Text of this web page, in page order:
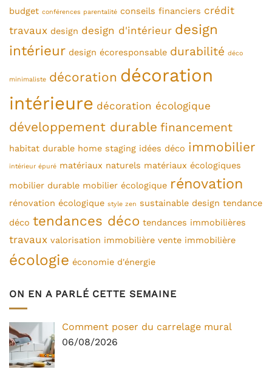
budget conférences parentalité conseils financiers crédit
travaux design design d'intérieur design
intérieur design écoresponsable durabilité déco
minimaliste décoration décoration
intérieure décoration écologique
développement durable financement
habitat durable home staging idées déco immobilier
intérieur épuré matériaux naturels matériaux écologiques
mobilier durable mobilier écologique rénovation
rénovation écologique style zen sustainable design tendance
déco tendances déco tendances immobilières
travaux valorisation immobilière vente immobilière
écologie économie d'énergie
ON EN A PARLÉ CETTE SEMAINE
Comment poser du carrelage mural
06/08/2026